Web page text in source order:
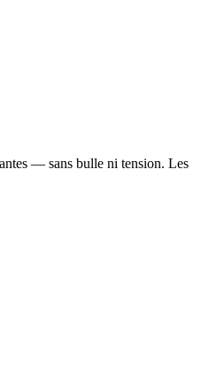
— sans bulle ni tension. Les